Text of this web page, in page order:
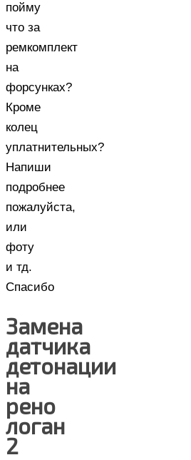
пойму
что за
ремкомплект
на
форсунках?
Кроме
колец
уплатнительных?
Напиши
подробнее
пожалуйста,
или
фоту
и тд.
Спасибо
Замена
датчика
детонации
на
рено
логан
2